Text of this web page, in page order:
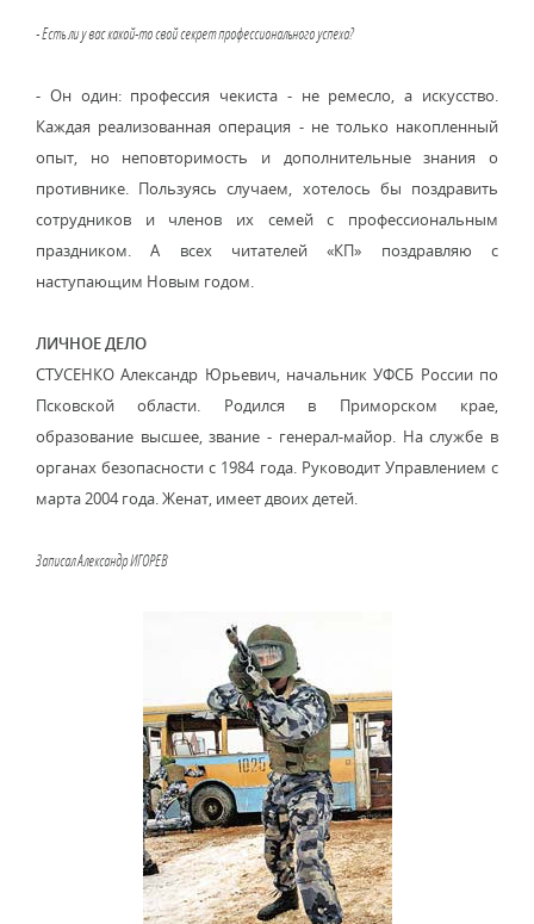
- Есть ли у вас какой-то свой секрет профессионального успеха?
- Он один: профессия чекиста - не ремесло, а искусство.
Каждая реализованная операция - не только накопленный
опыт, но неповторимость и дополнительные знания о
противнике. Пользуясь случаем, хотелось бы поздравить
сотрудников и членов их семей с профессиональным
праздником. А всех читателей «КП» поздравляю с
наступающим Новым годом.
ЛИЧНОЕ ДЕЛО
СТУСЕНКО Александр Юрьевич, начальник УФСБ России по
Псковской области. Родился в Приморском крае,
образование высшее, звание - генерал-майор. На службе в
органах безопасности с 1984 года. Руководит Управлением с
марта 2004 года. Женат, имеет двоих детей.
Записал Александр ИГОРЕВ